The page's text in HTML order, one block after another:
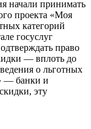
начали принимать
проекта «Моя
категорий
госуслуг
право
— вплоть до
о льготных
— банки и
эту